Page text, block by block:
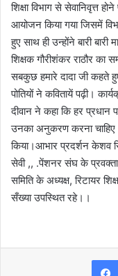
शिक्षा विभाग से सेवानिवृत्त
आयोजन किया गया जिसमें
हुए साथ ही उन्होंने बारी
शिक्षक गौरीशंकर राठौर का
सबकुछ हमारे दादा जी कहते
पोतियों ने कवितायें पढ़ी।
दीवान ने कहा कि हर प्रधान
उनका अनुकरण करना
किया।आभार प्रदर्शन केशव
सेवी ,, .पेंशनर संघ के प्रवक्ता ,
समिति के अध्यक्ष, रिटायर
सँख्या उपस्थित रहे।।